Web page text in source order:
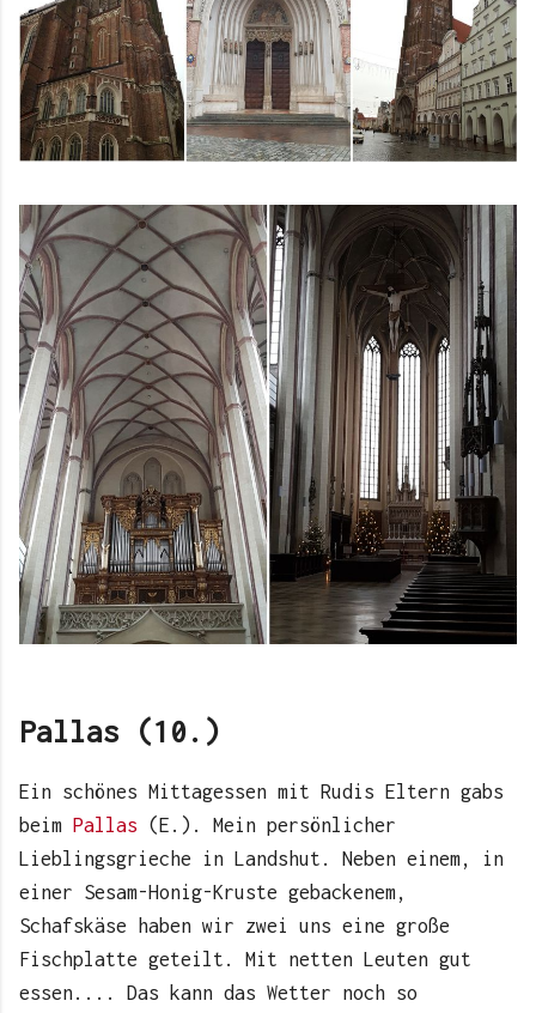
Pallas (10.)
Ein schönes Mittagessen mit Rudis Eltern gabs
beim Pallas (E.). Mein persönlicher
Lieblingsgrieche in Landshut. Neben einem, in
einer Sesam-Honig-Kruste gebackenem,
Schafskäse haben wir zwei uns eine große
Fischplatte geteilt. Mit netten Leuten gut
essen.... Das kann das Wetter noch so